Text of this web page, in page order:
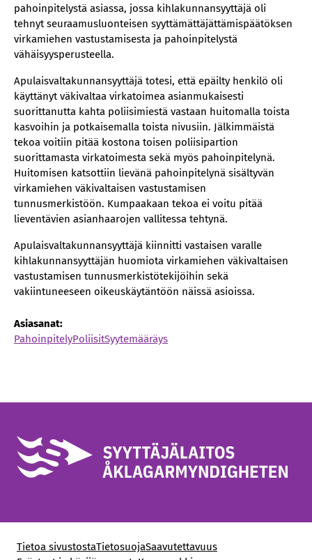
pahoinpitelystä asiassa, jossa kihlakunnansyyttäjä oli
tehnyt seuraamusluonteisen syyttämättäjättämispäätöksen
virkamiehen vastustamisesta ja pahoinpitelystä
vähäisyysperusteella.
Apulaisvaltakunnansyyttäjä totesi, että epäilty henkilö oli
käyttänyt väkivaltaa virkatoimea asianmukaisesti
suorittanutta kahta poliisimiestä vastaan huitomalla toista
kasvoihin ja potkaisemalla toista nivusiin. Jälkimmäistä
tekoa voitiin pitää kostona toisen poliisipartion
suorittamasta virkatoimesta sekä myös pahoinpitelynä.
Huitomisen katsottiin lievänä pahoinpitelynä sisältyvän
virkamiehen väkivaltaisen vastustamisen
tunnusmerkistöön. Kumpaakaan tekoa ei voitu pitää
lieventävien asianhaarojen vallitessa tehtynä.
Apulaisvaltakunnansyyttäjä kiinnitti vastaisen varalle
kihlakunnansyyttäjän huomiota virkamiehen väkivaltaisen
vastustamisen tunnusmerkistötekijöihin sekä
vakiintuneeseen oikeuskäytäntöön näissä asioissa.
Asiasanat:
PahoinpitelyPoliisitSyytemääräys
Tietoa sivustostaTietosuojaSaavutettavuus